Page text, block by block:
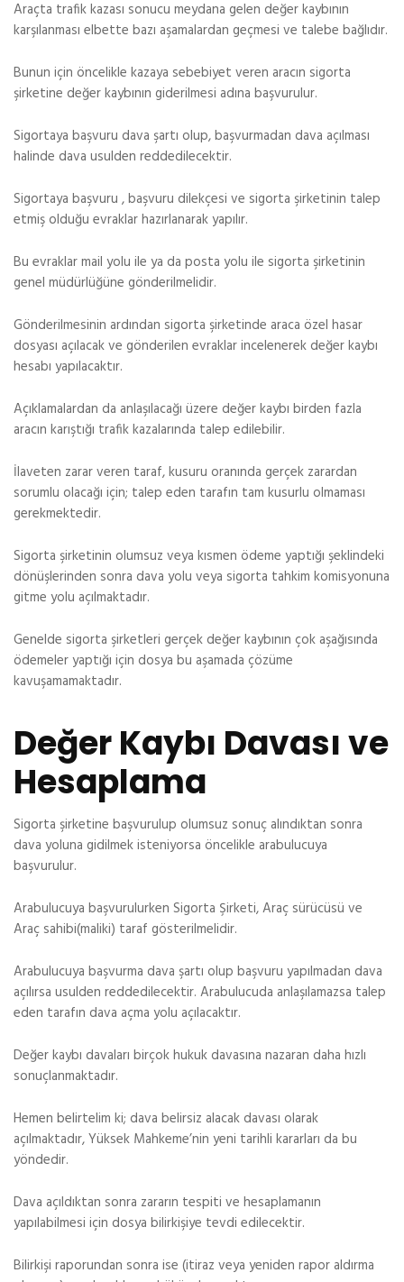
Araçta trafik kazası sonucu meydana gelen değer kaybının
karşılanması elbette bazı aşamalardan geçmesi ve talebe bağlıdır.
Bunun için öncelikle kazaya sebebiyet veren aracın sigorta
şirketine değer kaybının giderilmesi adına başvurulur.
Sigortaya başvuru dava şartı olup, başvurmadan dava açılması
halinde dava usulden reddedilecektir.
Sigortaya başvuru , başvuru dilekçesi ve sigorta şirketinin talep
etmiş olduğu evraklar hazırlanarak yapılır.
Bu evraklar mail yolu ile ya da posta yolu ile sigorta şirketinin
genel müdürlüğüne gönderilmelidir.
Gönderilmesinin ardından sigorta şirketinde araca özel hasar
dosyası açılacak ve gönderilen evraklar incelenerek değer kaybı
hesabı yapılacaktır.
Açıklamalardan da anlaşılacağı üzere değer kaybı birden fazla
aracın karıştığı trafik kazalarında talep edilebilir.
İlaveten zarar veren taraf, kusuru oranında gerçek zarardan
sorumlu olacağı için; talep eden tarafın tam kusurlu olmaması
gerekmektedir.
Sigorta şirketinin olumsuz veya kısmen ödeme yaptığı şeklindeki
dönüşlerinden sonra dava yolu veya sigorta tahkim komisyonuna
gitme yolu açılmaktadır.
Genelde sigorta şirketleri gerçek değer kaybının çok aşağısında
ödemeler yaptığı için dosya bu aşamada çözüme
kavuşamamaktadır.
Değer Kaybı Davası ve
Hesaplama
Sigorta şirketine başvurulup olumsuz sonuç alındıktan sonra
dava yoluna gidilmek isteniyorsa öncelikle arabulucuya
başvurulur.
Arabulucuya başvurulurken Sigorta Şirketi, Araç sürücüsü ve
Araç sahibi(maliki) taraf gösterilmelidir.
Arabulucuya başvurma dava şartı olup başvuru yapılmadan dava
açılırsa usulden reddedilecektir. Arabulucuda anlaşılamazsa talep
eden tarafın dava açma yolu açılacaktır.
Değer kaybı davaları birçok hukuk davasına nazaran daha hızlı
sonuçlanmaktadır.
Hemen belirtelim ki; dava belirsiz alacak davası olarak
açılmaktadır, Yüksek Mahkeme’nin yeni tarihli kararları da bu
yöndedir.
Dava açıldıktan sonra zararın tespiti ve hesaplamanın
yapılabilmesi için dosya bilirkişiye tevdi edilecektir.
Bilirkişi raporundan sonra ise (itiraz veya yeniden rapor aldırma